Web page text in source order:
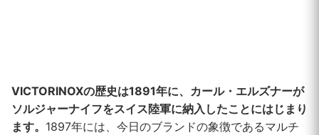
VICTORINOXの歴史は1891年に、カール・エルズナーが
ソルジャーナイフをスイス陸軍に納入したことにはじまり
ます。 1897年には、今日のブランドの象徴であるマルチ